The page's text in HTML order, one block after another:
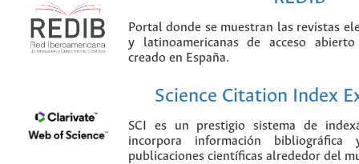
Portal donde se muestran las revistas
y latinoamericanas de acceso
creado en España.
Science Citation Index
SCI es un prestigio sistema de
incorpora información
publicaciones científicas alrededor del